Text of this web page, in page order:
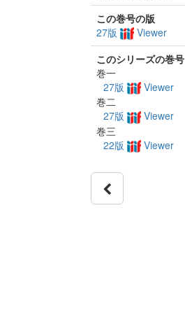
この巻号の版
27版
Viewer
このシリーズの巻号
巻一
27版
Viewer
巻二
27版
Viewer
巻三
22版
Viewer